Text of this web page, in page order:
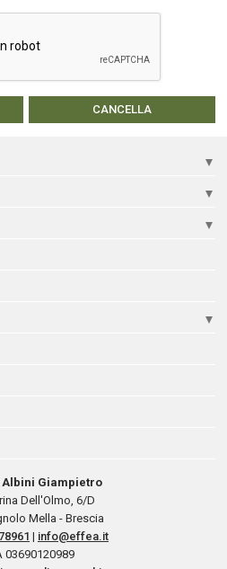
Albini Giampietro
Dell'Olmo, 6/D
Mella - Brescia
| info@effea.it
03690120989